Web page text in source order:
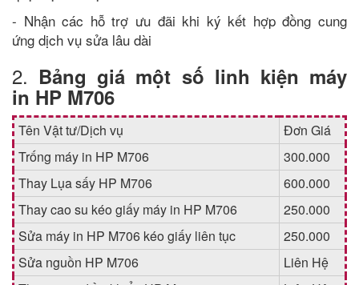
- Nhận các hỗ trợ ưu đãi khi ký kết hợp đồng cung
ứng dịch vụ sửa lâu dài
2. Bảng giá một số linh kiện máy
in HP M706
Tên Vật tư/Dịch vụ
Đơn Giá
Trống máy in HP M706
300.000
Thay Lụa sấy HP M706
600.000
Thay cao su kéo giấy máy in HP M706
250.000
Sửa máy in HP M706 kéo giấy liên tục
250.000
Sửa nguồn HP M706
Liên Hệ